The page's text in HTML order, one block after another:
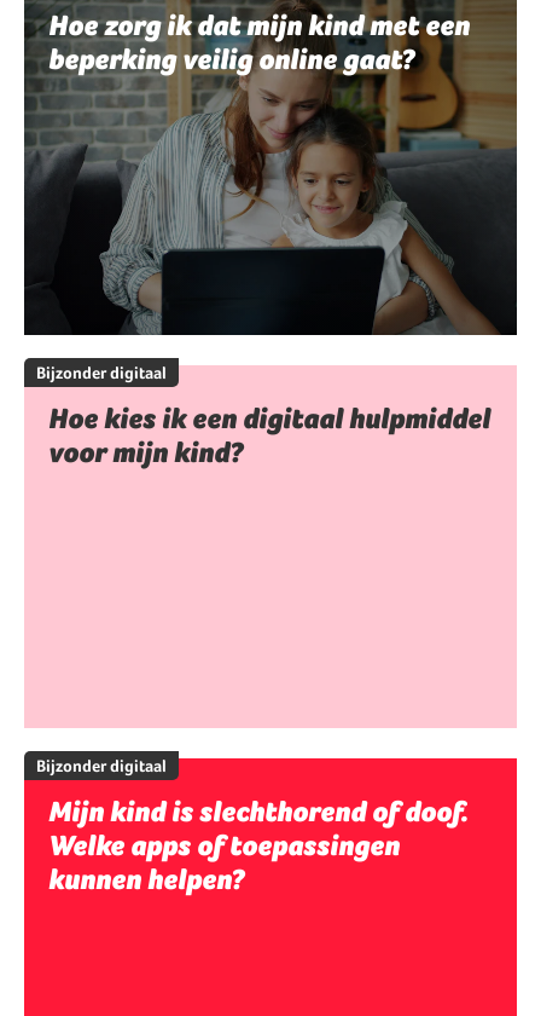
Hoe zorg ik dat mijn kind met een
beperking veilig online gaat?
Bijzonder digitaal
Hoe kies ik een digitaal hulpmiddel
voor mijn kind?
Bijzonder digitaal
Mijn kind is slechthorend of doof.
Welke apps of toepassingen
kunnen helpen?